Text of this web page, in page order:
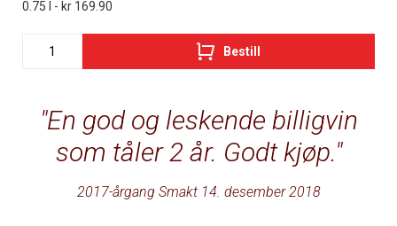
En god og leskende billigvin
som tåler 2 år. Godt kjøp.
2017-årgang Smakt 14. desember 2018
0.75 l - kr 169.90
Bestill